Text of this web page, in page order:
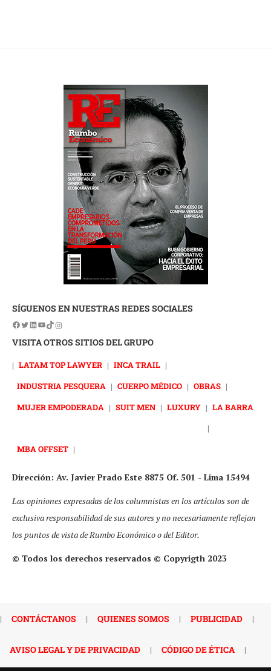
SÍGUENOS EN NUESTRAS REDES SOCIALES
VISITA OTROS SITIOS DEL GRUPO
| LATAM TOP LAWYER | INCA TRAIL |
INDUSTRIA PESQUERA | CUERPO MÉDICO | OBRAS |
MUJER EMPODERADA | SUIT MEN | LUXURY | LA BARRA
|
MBA OFFSET |
Dirección: Av. Javier Prado Este 8875 Of. 501 - Lima 15494
Las opiniones expresadas de los columnistas en los artículos son de
exclusiva responsabilidad de sus autores y no necesariamente reflejan
los puntos de vista de Rumbo Económico o del Editor.
© Todos los derechos reservados © Copyrigth 2023
| CONTÁCTANOS | QUIENES SOMOS | PUBLICIDAD |
AVISO LEGAL Y DE PRIVACIDAD | CÓDIGO DE ÉTICA |